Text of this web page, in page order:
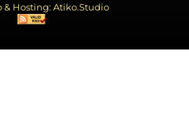
& Hosting: Atiko.Studio